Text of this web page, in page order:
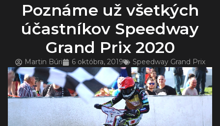
Poznáme už všetkých
účastníkov Speedway
Grand Prix 2020
Martin Búri 6 októbra, 2019 Speedway Grand Prix